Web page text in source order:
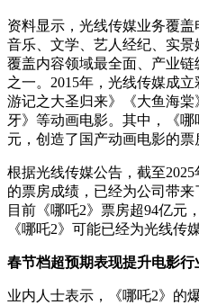
资料显示，光线传媒业务覆盖
音乐、文学、艺人经纪、实
覆盖内容领域最全面、产业
之一。2015年，光线传媒成
游记之大圣归来》《大鱼海
牙》等动画电影。其中，《
元，创造了国产动画电影的票
根据光线传媒公告，截至
的票房成绩，已经为公司带来
目前《哪吒2》票房超94亿元
《哪吒2》可能已经为光线传
春节档超预期表现提升电影行
业内人士表示，《哪吒2》的